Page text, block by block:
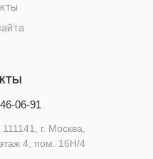
06-91
г. Москва,
4, пом. 16Н/4